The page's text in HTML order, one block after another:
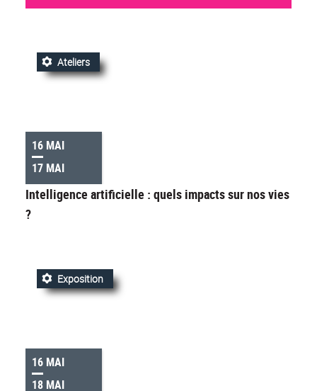
16 MAI
17 MAI
Ateliers
Intelligence artificielle : quels impacts sur nos vies
?
16 MAI
18 MAI
Exposition